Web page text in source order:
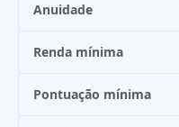
Anuidade
Renda mínima
Pontuação mínima